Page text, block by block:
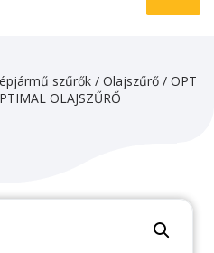
szűrők / Olajszűrő / OPT
OLAJSZŰRŐ